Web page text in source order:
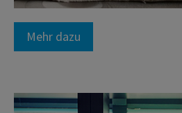
Mehr dazu